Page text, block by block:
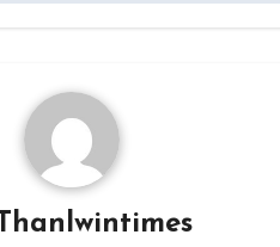
Thanlwintimes